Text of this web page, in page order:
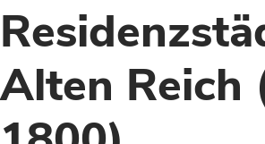
Alten Reich